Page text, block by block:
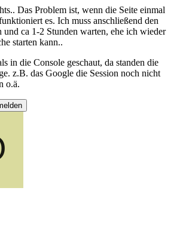
Das Problem ist, wenn die Seite einmal
es. Ich muss anschließend den
und ca 1-2 Stunden warten, ehe ich wieder
starten kann..
in die Console geschaut, da standen die
z.B. das Google die Session noch nicht
o.ä.